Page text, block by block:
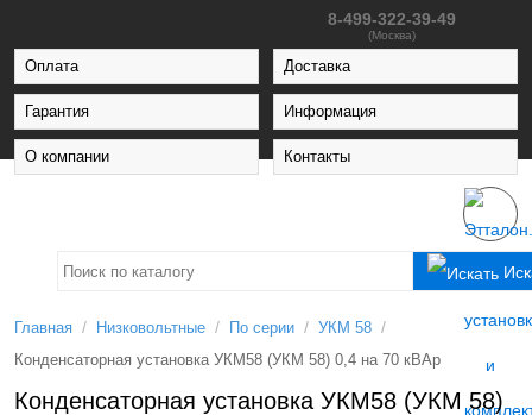
8-499-322-39-49
(Москва)
Оплата Доставка
Гарантия Информация
О компании Контакты
Главная / Низковольтные / По серии / УКМ 58 /
Конденсаторная установка УКМ58 (УКМ 58) 0,4 на 70 кВАр
Конденсаторная установка УКМ58 (УКМ 58)